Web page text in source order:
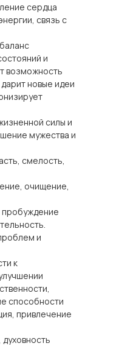
сердца
связь с
и
возможность
новые идеи
силы и
мужества и
смелость,
очищение,
пробуждение
и
к
способности
привлечение